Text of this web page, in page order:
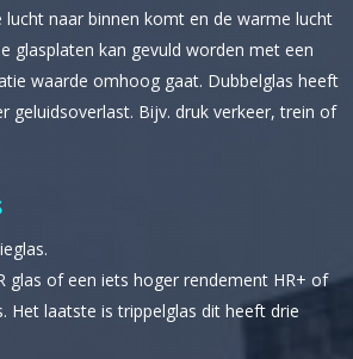
naar binnen komt en de warme lucht
glasplaten kan gevuld worden met een
waarde omhoog gaat. Dubbelglas heeft
geluidsoverlast. Bijv. druk verkeer, trein of
glas of een iets hoger rendement HR+ of
Het laatste is trippelglas dit heeft drie